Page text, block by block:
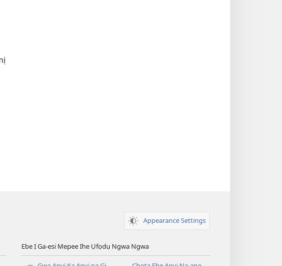
Appearance Settings
Ebe Ị Ga-esi Mepee Ihe Ụfọdụ Ngwa Ngwa